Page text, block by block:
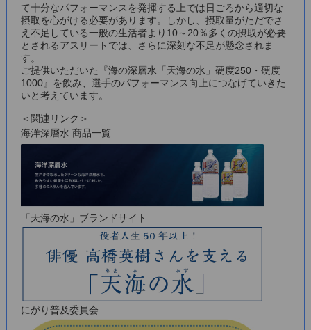
て十分なパフォーマンスを発揮する上では日ごろから適切な
摂取を心がける必要があります。しかし、摂取量がただでさ
え不足している一般の生活者より10～20％多くの摂取が必要
とされるアスリートでは、さらに深刻な不足が懸念されま
す。
ご提供いただいた『海の深層水「天海の水」硬度250・硬度
1000』を飲み、選手のパフォーマンス向上につなげていきた
いと考えています。
＜関連リンク＞
海洋深層水 商品一覧
「天海の水」ブランドサイト
にがり普及委員会